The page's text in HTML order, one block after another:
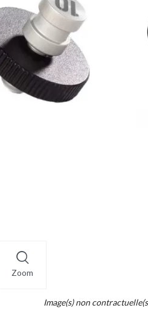
Zoom
Image(s) non